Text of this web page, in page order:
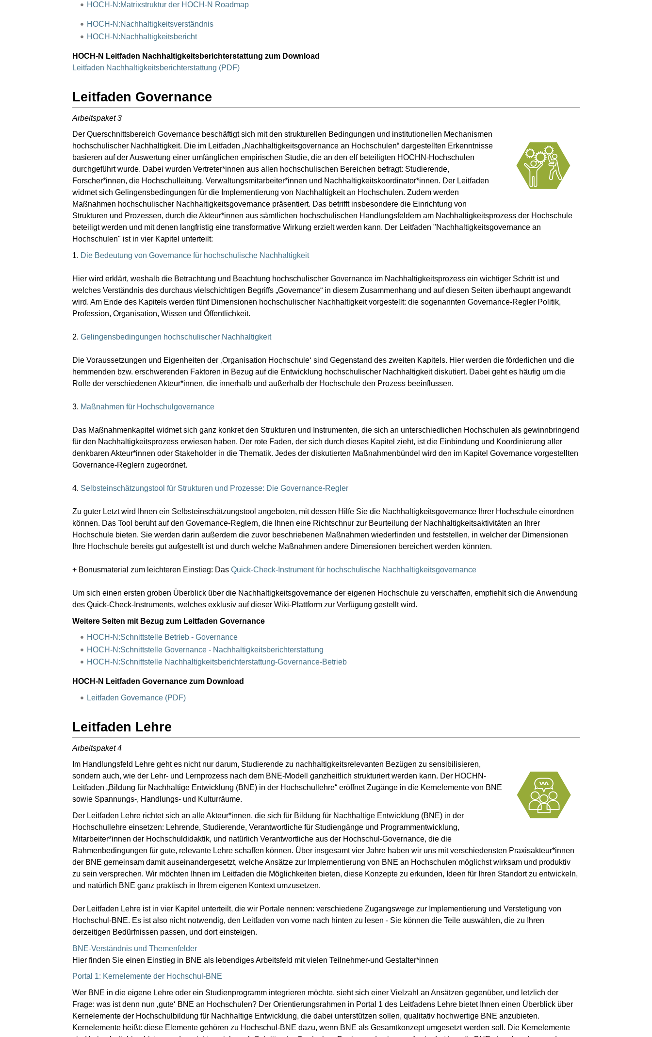
HOCH-N:Matrixstruktur der HOCH-N Roadmap
HOCH-N:Nachhaltigkeitsverständnis
HOCH-N:Nachhaltigkeitsbericht
HOCH-N Leitfaden Nachhaltigkeitsberichterstattung zum Download
Leitfaden Nachhaltigkeitsberichterstattung (PDF)
Leitfaden Governance
Arbeitspaket 3
Der Querschnittsbereich Governance beschäftigt sich mit den strukturellen Bedingungen und institutionellen Mechanismen
hochschulischer Nachhaltigkeit. Die im Leitfaden „Nachhaltigkeitsgovernance an Hochschulen“ dargestellten Erkenntnisse
basieren auf der Auswertung einer umfänglichen empirischen Studie, die an den elf beteiligten HOCHN-Hochschulen
durchgeführt wurde. Dabei wurden Vertreter*innen aus allen hochschulischen Bereichen befragt: Studierende,
Forscher*innen, die Hochschulleitung, Verwaltungsmitarbeiter*innen und Nachhaltigkeitskoordinator*innen. Der Leitfaden
widmet sich Gelingensbedingungen für die Implementierung von Nachhaltigkeit an Hochschulen. Zudem werden
Maßnahmen hochschulischer Nachhaltigkeitsgovernance präsentiert. Das betrifft insbesondere die Einrichtung von
Strukturen und Prozessen, durch die Akteur*innen aus sämtlichen hochschulischen Handlungsfeldern am Nachhaltigkeitsprozess der Hochschule
beteiligt werden und mit denen langfristig eine transformative Wirkung erzielt werden kann. Der Leitfaden "Nachhaltigkeitsgovernance an
Hochschulen" ist in vier Kapitel unterteilt:
1. Die Bedeutung von Governance für hochschulische Nachhaltigkeit
Hier wird erklärt, weshalb die Betrachtung und Beachtung hochschulischer Governance im Nachhaltigkeitsprozess ein wichtiger Schritt ist und
welches Verständnis des durchaus vielschichtigen Begriffs „Governance“ in diesem Zusammenhang und auf diesen Seiten überhaupt angewandt
wird. Am Ende des Kapitels werden fünf Dimensionen hochschulischer Nachhaltigkeit vorgestellt: die sogenannten Governance-Regler Politik,
Profession, Organisation, Wissen und Öffentlichkeit.
2. Gelingensbedingungen hochschulischer Nachhaltigkeit
Die Voraussetzungen und Eigenheiten der ‚Organisation Hochschule‘ sind Gegenstand des zweiten Kapitels. Hier werden die förderlichen und die
hemmenden bzw. erschwerenden Faktoren in Bezug auf die Entwicklung hochschulischer Nachhaltigkeit diskutiert. Dabei geht es häufig um die
Rolle der verschiedenen Akteur*innen, die innerhalb und außerhalb der Hochschule den Prozess beeinflussen.
3. Maßnahmen für Hochschulgovernance
Das Maßnahmenkapitel widmet sich ganz konkret den Strukturen und Instrumenten, die sich an unterschiedlichen Hochschulen als gewinnbringend
für den Nachhaltigkeitsprozess erwiesen haben. Der rote Faden, der sich durch dieses Kapitel zieht, ist die Einbindung und Koordinierung aller
denkbaren Akteur*innen oder Stakeholder in die Thematik. Jedes der diskutierten Maßnahmenbündel wird den im Kapitel Governance vorgestellten
Governance-Reglern zugeordnet.
4. Selbsteinschätzungstool für Strukturen und Prozesse: Die Governance-Regler
Zu guter Letzt wird Ihnen ein Selbsteinschätzungstool angeboten, mit dessen Hilfe Sie die Nachhaltigkeitsgovernance Ihrer Hochschule einordnen
können. Das Tool beruht auf den Governance-Reglern, die Ihnen eine Richtschnur zur Beurteilung der Nachhaltigkeitsaktivitäten an Ihrer
Hochschule bieten. Sie werden darin außerdem die zuvor beschriebenen Maßnahmen wiederfinden und feststellen, in welcher der Dimensionen
Ihre Hochschule bereits gut aufgestellt ist und durch welche Maßnahmen andere Dimensionen bereichert werden könnten.
+ Bonusmaterial zum leichteren Einstieg: Das Quick-Check-Instrument für hochschulische Nachhaltigkeitsgovernance
Um sich einen ersten groben Überblick über die Nachhaltigkeitsgovernance der eigenen Hochschule zu verschaffen, empfiehlt sich die Anwendung
des Quick-Check-Instruments, welches exklusiv auf dieser Wiki-Plattform zur Verfügung gestellt wird.
Weitere Seiten mit Bezug zum Leitfaden Governance
HOCH-N:Schnittstelle Betrieb - Governance
HOCH-N:Schnittstelle Governance - Nachhaltigkeitsberichterstattung
HOCH-N:Schnittstelle Nachhaltigkeitsberichterstattung-Governance-Betrieb
HOCH-N Leitfaden Governance zum Download
Leitfaden Governance (PDF)
Leitfaden Lehre
Arbeitspaket 4
Im Handlungsfeld Lehre geht es nicht nur darum, Studierende zu nachhaltigkeitsrelevanten Bezügen zu sensibilisieren,
sondern auch, wie der Lehr- und Lernprozess nach dem BNE-Modell ganzheitlich strukturiert werden kann. Der HOCHN-
Leitfaden „Bildung für Nachhaltige Entwicklung (BNE) in der Hochschullehre“ eröffnet Zugänge in die Kernelemente von BNE
sowie Spannungs-, Handlungs- und Kulturräume.
Der Leitfaden Lehre richtet sich an alle Akteur*innen, die sich für Bildung für Nachhaltige Entwicklung (BNE) in der
Hochschullehre einsetzen: Lehrende, Studierende, Verantwortliche für Studiengänge und Programmentwicklung,
Mitarbeiter*innen der Hochschuldidaktik, und natürlich Verantwortliche aus der Hochschul-Governance, die die
Rahmenbedingungen für gute, relevante Lehre schaffen können. Über insgesamt vier Jahre haben wir uns mit verschiedensten Praxisakteur*innen
der BNE gemeinsam damit auseinandergesetzt, welche Ansätze zur Implementierung von BNE an Hochschulen möglichst wirksam und produktiv
zu sein versprechen. Wir möchten Ihnen im Leitfaden die Möglichkeiten bieten, diese Konzepte zu erkunden, Ideen für Ihren Standort zu entwickeln,
und natürlich BNE ganz praktisch in Ihrem eigenen Kontext umzusetzen.
Der Leitfaden Lehre ist in vier Kapitel unterteilt, die wir Portale nennen: verschiedene Zugangswege zur Implementierung und Verstetigung von
Hochschul-BNE. Es ist also nicht notwendig, den Leitfaden von vorne nach hinten zu lesen - Sie können die Teile auswählen, die zu Ihren
derzeitigen Bedürfnissen passen, und dort einsteigen.
BNE-Verständnis und Themenfelder
Hier finden Sie einen Einstieg in BNE als lebendiges Arbeitsfeld mit vielen Teilnehmer-und Gestalter*innen
Portal 1: Kernelemente der Hochschul-BNE
Wer BNE in die eigene Lehre oder ein Studienprogramm integrieren möchte, sieht sich einer Vielzahl an Ansätzen gegenüber, und letzlich der
Frage: was ist denn nun ‚gute‘ BNE an Hochschulen? Der Orientierungsrahmen in Portal 1 des Leitfadens Lehre bietet Ihnen einen Überblick über
Kernelemente der Hochschulbildung für Nachhaltige Entwicklung, die dabei unterstützen sollen, qualitativ hochwertige BNE anzubieten.
Kernelemente heißt: diese Elemente gehören zu Hochschul-BNE dazu, wenn BNE als Gesamtkonzept umgesetzt werden soll. Die Kernelemente